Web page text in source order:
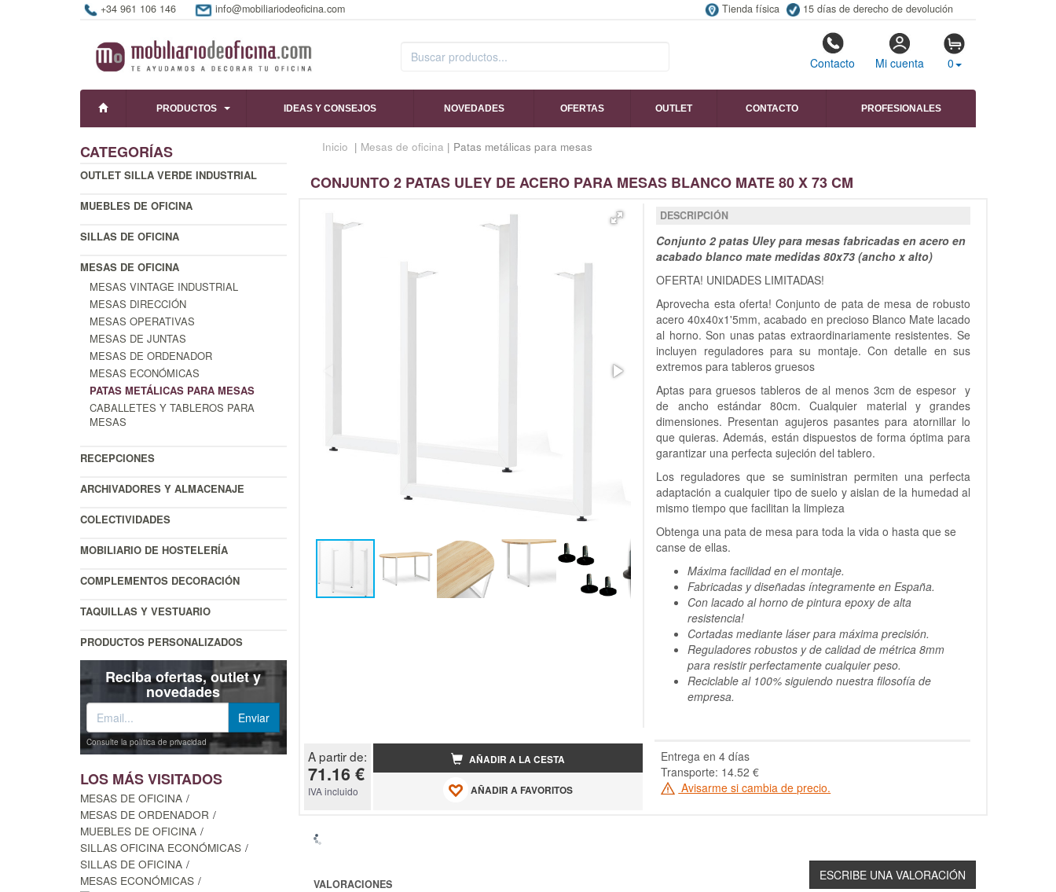
+34 961 106 146 info@mobiliariodeoficina.com Tienda física 15 días de derecho de devolución
Contacto Mi cuenta 0
PRODUCTOS IDEAS Y CONSEJOS NOVEDADES OFERTAS OUTLET CONTACTO PROFESIONALES
CATEGORÍAS
OUTLET SILLA VERDE INDUSTRIAL
MUEBLES DE OFICINA
SILLAS DE OFICINA
MESAS DE OFICINA
MESAS VINTAGE INDUSTRIAL
MESAS DIRECCIÓN
MESAS OPERATIVAS
MESAS DE JUNTAS
MESAS DE ORDENADOR
MESAS ECONÓMICAS
PATAS METÁLICAS PARA MESAS
CABALLETES Y TABLEROS PARA
MESAS
RECEPCIONES
ARCHIVADORES Y ALMACENAJE
COLECTIVIDADES
MOBILIARIO DE HOSTELERÍA
COMPLEMENTOS DECORACIÓN
TAQUILLAS Y VESTUARIO
PRODUCTOS PERSONALIZADOS
Reciba ofertas, outlet y
novedades
Consulte la política de privacidad
LOS MÁS VISITADOS
MESAS DE OFICINA
MESAS DE ORDENADOR
MUEBLES DE OFICINA
SILLAS OFICINA ECONÓMICAS
SILLAS DE OFICINA
MESAS ECONÓMICAS
Inicio | Mesas de oficina | Patas metálicas para mesas
CONJUNTO 2 PATAS ULEY DE ACERO PARA MESAS BLANCO MATE 80 X 73 CM
DESCRIPCIÓN
Conjunto 2 patas Uley para mesas fabricadas en acero en
acabado blanco mate medidas 80x73 (ancho x alto)
OFERTA! UNIDADES LIMITADAS!
Aprovecha esta oferta! Conjunto de pata de mesa de robusto
acero 40x40x1'5mm, acabado en precioso Blanco Mate lacado
al horno. Son unas patas extraordinariamente resistentes. Se
incluyen reguladores para su montaje. Con detalle en sus
extremos para tableros gruesos
Aptas para gruesos tableros de al menos 3cm de espesor y
de ancho estándar 80cm. Cualquier material y grandes
dimensiones. Presentan agujeros pasantes para atornillar lo
que quieras. Además, están dispuestos de forma óptima para
garantizar una perfecta sujeción del tablero.
Los reguladores que se suministran permiten una perfecta
adaptación a cualquier tipo de suelo y aislan de la humedad al
mismo tiempo que facilitan la limpieza
Obtenga una pata de mesa para toda la vida o hasta que se
canse de ellas.
Máxima facilidad en el montaje.
Fabricadas y diseñadas íntegramente en España.
Con lacado al horno de pintura epoxy de alta
resistencia!
Cortadas mediante láser para máxima precisión.
Reguladores robustos y de calidad de métrica 8mm
para resistir perfectamente cualquier peso.
Reciclable al 100% siguiendo nuestra filosofía de
empresa.
A partir de:
71.16 €
IVA incluido
AÑADIR A LA CESTA
AÑADIR A FAVORITOS
Entrega en 4 días
Transporte: 14.52 €
Avisarme si cambia de precio.
VALORACIONES